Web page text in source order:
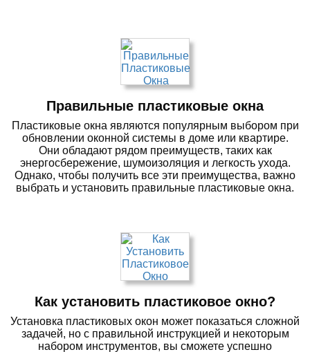
Правильные пластиковые окна
Пластиковые окна являются популярным выбором при
обновлении оконной системы в доме или квартире.
Они обладают рядом преимуществ, таких как
энергосбережение, шумоизоляция и легкость ухода.
Однако, чтобы получить все эти преимущества, важно
выбрать и установить правильные пластиковые окна.
Как установить пластиковое окно?
Установка пластиковых окон может показаться сложной
задачей, но с правильной инструкцией и некоторым
набором инструментов, вы сможете успешно